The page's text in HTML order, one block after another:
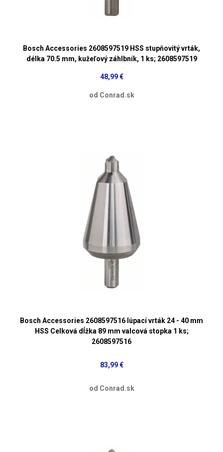
Bosch Accessories 2608597519 HSS stupňovitý vrták,
délka 70.5 mm, kužeľový záhlbník, 1 ks; 2608597519
48,99 €
od Conrad.sk
Bosch Accessories 2608597516 lúpací vrták 24 - 40 mm
HSS Celková dĺžka 89 mm valcová stopka 1 ks;
2608597516
83,99 €
od Conrad.sk